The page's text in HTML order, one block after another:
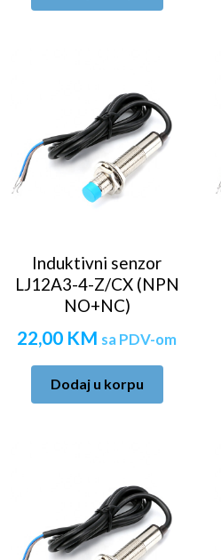
Induktivni senzor
LJ12A3-4-Z/CX (NPN
NO+NC)
22,00 KM sa PDV-om
Dodaj u korpu